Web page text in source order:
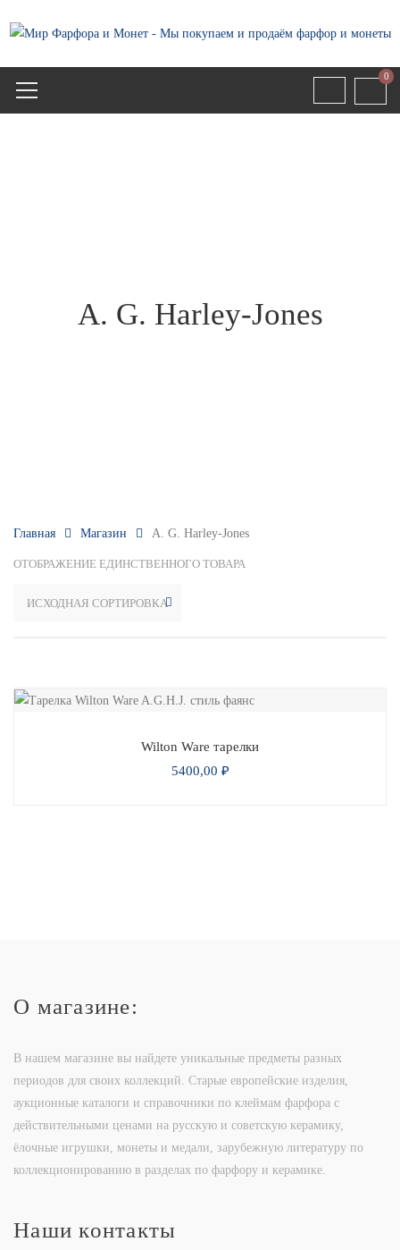
0
A. G. Harley-Jones
Главная Магазин A. G. Harley-Jones
ОТОБРАЖЕНИЕ ЕДИНСТВЕННОГО ТОВАРА
Wilton Ware тарелки
5400,00 ₽
О магазине:
В нашем магазине вы найдете уникальные предметы разных
периодов для своих коллекций. Старые европейские изделия,
аукционные каталоги и справочники по клеймам фарфора с
действительными ценами на русскую и советскую керамику,
ёлочные игрушки, монеты и медали, зарубежную литературу по
коллекционированию в разделах по фарфору и керамике.
Наши контакты